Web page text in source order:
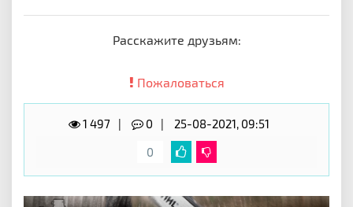
Расскажите друзьям:
Пожаловаться
1 497 0
25-08-2021, 09:51
0